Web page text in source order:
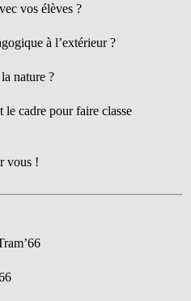
vos élèves ?
à l’extérieur ?
nature ?
cadre pour faire classe
vous !